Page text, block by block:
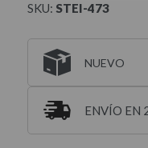
SKU: STEI-473
NUEVO
ENVÍO EN